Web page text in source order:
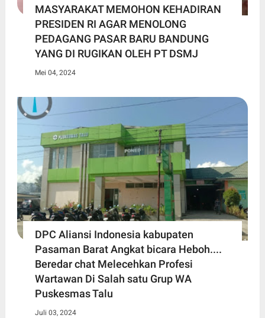
MASYARAKAT MEMOHON KEHADIRAN
PRESIDEN RI AGAR MENOLONG
PEDAGANG PASAR BARU BANDUNG
YANG DI RUGIKAN OLEH PT DSMJ
Mei 04, 2024
DPC Aliansi Indonesia kabupaten
Pasaman Barat Angkat bicara Heboh....
Beredar chat Melecehkan Profesi
Wartawan Di Salah satu Grup WA
Puskesmas Talu
Juli 03, 2024